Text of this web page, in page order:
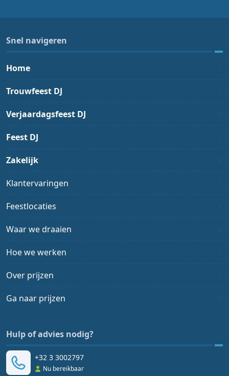
Snel navigeren
Home
Trouwfeest DJ
Verjaardagsfeest DJ
Feest DJ
Zakelijk
Klantervaringen
Feestlocaties
Waar we draaien
Hoe we werken
Over prijzen
Ga naar prijzen
Hulp of advies nodig?
+32 3 3002797
Nu bereikbaar